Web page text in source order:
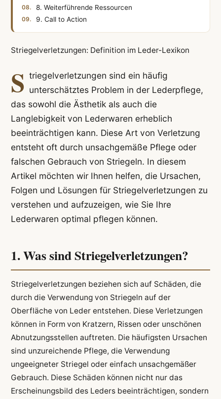
8. Weiterführende Ressourcen
9. Call to Action
Striegelverletzungen: Definition im Leder-Lexikon
S triegelverletzungen sind ein häufig
unterschätztes Problem in der Lederpflege,
das sowohl die Ästhetik als auch die
Langlebigkeit von Lederwaren erheblich
beeinträchtigen kann. Diese Art von Verletzung
entsteht oft durch unsachgemäße Pflege oder
falschen Gebrauch von Striegeln. In diesem
Artikel möchten wir Ihnen helfen, die Ursachen,
Folgen und Lösungen für Striegelverletzungen zu
verstehen und aufzuzeigen, wie Sie Ihre
Lederwaren optimal pflegen können.
1. Was sind Striegelverletzungen?
Striegelverletzungen beziehen sich auf Schäden, die
durch die Verwendung von Striegeln auf der
Oberfläche von Leder entstehen. Diese Verletzungen
können in Form von Kratzern, Rissen oder unschönen
Abnutzungsstellen auftreten. Die häufigsten Ursachen
sind unzureichende Pflege, die Verwendung
ungeeigneter Striegel oder einfach unsachgemäßer
Gebrauch. Diese Schäden können nicht nur das
Erscheinungsbild des Leders beeinträchtigen, sondern